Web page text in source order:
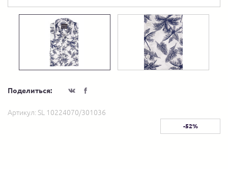
Поделиться:
Артикул: SL 10224070/301036
-52%